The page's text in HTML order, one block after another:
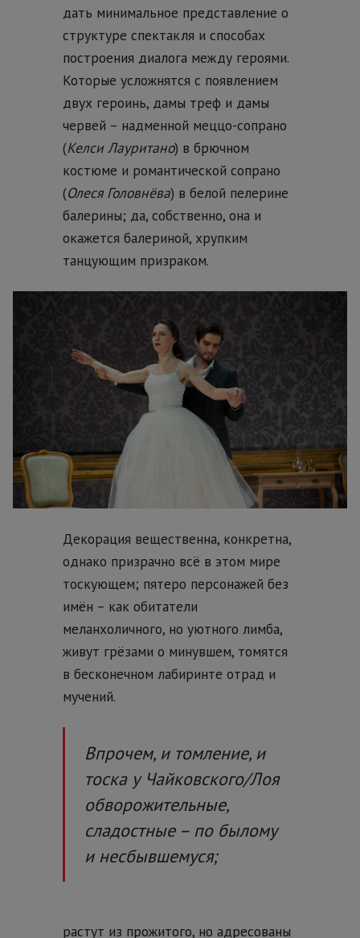
дать минимальное представление о
структуре спектакля и способах
построения диалога между героями.
Которые усложнятся с появлением
двух героинь, дамы треф и дамы
червей – надменной меццо-сопрано
(Келси Лауритано) в брючном
костюме и романтической сопрано
(Олеся Головнёва) в белой пелерине
балерины; да, собственно, она и
окажется балериной, хрупким
танцующим призраком.
Декорация вещественна, конкретна,
однако призрачно всё в этом мире
тоскующем; пятеро персонажей без
имён – как обитатели
меланхоличного, но уютного лимба,
живут грёзами о минувшем, томятся
в бесконечном лабиринте отрад и
мучений.
Впрочем, и томление, и
тоска у Чайковского/Лоя
обворожительные,
сладостные – по былому
и несбывшемуся;
растут из прожитого, но адресованы